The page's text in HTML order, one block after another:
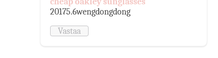
20175.6wengdongdong
Vastaa